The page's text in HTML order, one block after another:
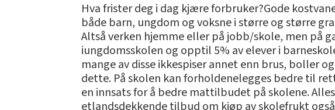
Hva frister deg i dag kjære forbruker?Gode
både barn, ungdom og voksne i større og større
Altså verken hjemme eller på jobb/skole, men på
iungdomsskolen og opptil 5% av elever i
mange av disse ikkespiser annet enn brus, boller
dette. På skolen kan forholdenelegges bedre til
en innsats for å bedre mattilbudet på skolene.